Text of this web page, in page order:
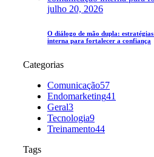
julho 20, 2026
O diálogo de mão dupla:
interna para fortalecer a confiança
Categorias
Comunicação57
Endomarketing41
Geral3
Tecnologia9
Treinamento44
Tags